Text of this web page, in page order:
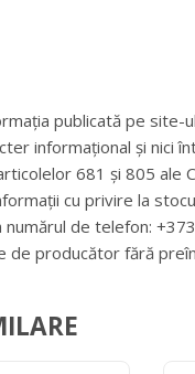
publicată pe site-
informațional și nici
681 și 805 ale
cu privire la
numărul de telefon:
de producător fără